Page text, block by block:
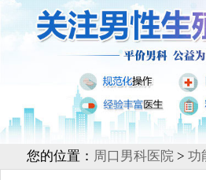
您的位置： 周口男科医院> 功